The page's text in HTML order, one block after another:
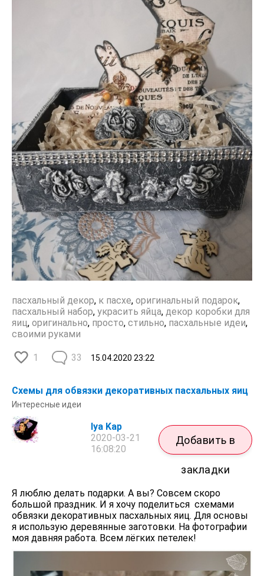
пасхальный декор, к пасхе, оригинальный подарок,
пасхальный набор, украсить яйца, декор коробки для
яиц, оригинально, просто, стильно, пасхальные идеи,
своими руками
1 15.04.2020 23:22
33
Схемы для обвязки декоративных пасхальных яиц
Интересные идеи
Iya Kap
2020-03-21
16:08:20
Добавить в
закладки
Я люблю делать подарки. А вы? Совсем скоро
большой праздник. И я хочу поделиться схемами
обвязки декоративных пасхальных яиц. Для основы
я использую деревянные заготовки. На фотографии
моя давняя работа. Всем лёгких петелек!